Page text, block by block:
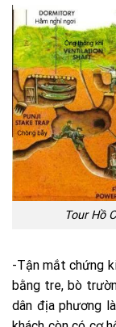
Tour Hồ
-Tận mắt chứng
bằng tre, bò
dân địa phương